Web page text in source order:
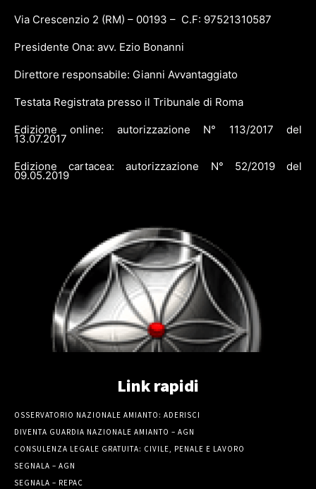
Via Crescenzio 2 (RM) – 00193 – C.F: 97521310587
Presidente Ona: avv. Ezio Bonanni
Direttore responsabile: Gianni Avvantaggiato
Testata Registrata presso il Tribunale di Roma
Edizione online: autorizzazione N° 113/2017 del
13.07.2017
Edizione cartacea: autorizzazione N° 52/2019 del
09.05.2019
Link rapidi
OSSERVATORIO NAZIONALE AMIANTO: ADERISCI
DIVENTA GUARDIA NAZIONALE AMIANTO – AGN
CONSULENZA LEGALE GRATUITA: CIVILE, PENALE E LAVORO
SEGNALA – AGN
SEGNALA – REPAC